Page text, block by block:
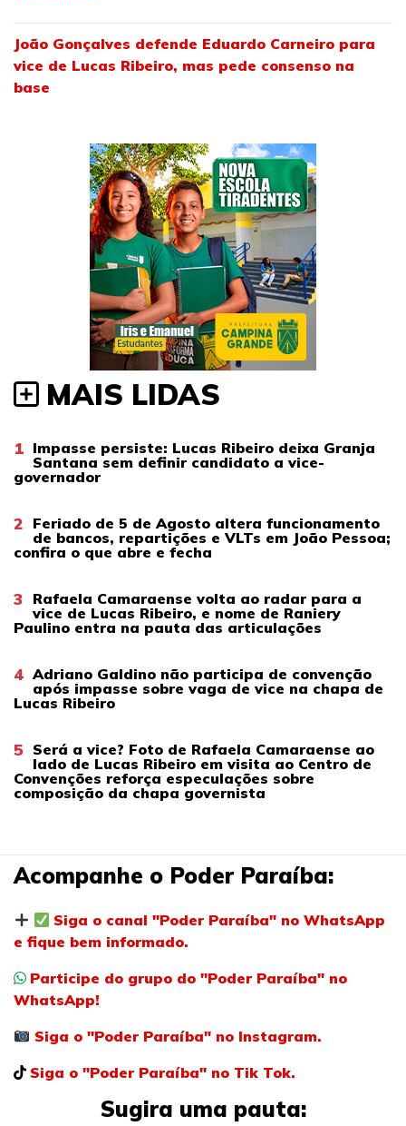
João Gonçalves defende Eduardo Carneiro para
vice de Lucas Ribeiro, mas pede consenso na
base
MAIS LIDAS
1 Impasse persiste: Lucas Ribeiro deixa Granja
Santana sem definir candidato a vice-
governador
2 Feriado de 5 de Agosto altera funcionamento
de bancos, repartições e VLTs em João Pessoa;
confira o que abre e fecha
3 Rafaela Camaraense volta ao radar para a
vice de Lucas Ribeiro, e nome de Raniery
Paulino entra na pauta das articulações
4 Adriano Galdino não participa de convenção
após impasse sobre vaga de vice na chapa de
Lucas Ribeiro
5 Será a vice? Foto de Rafaela Camaraense ao
lado de Lucas Ribeiro em visita ao Centro de
Convenções reforça especulações sobre
composição da chapa governista
Acompanhe o Poder Paraíba:
Siga o canal "Poder Paraíba" no WhatsApp
e fique bem informado.
Participe do grupo do "Poder Paraíba" no
WhatsApp!
Siga o "Poder Paraíba" no Instagram.
Siga o "Poder Paraíba" no Tik Tok.
Sugira uma pauta: